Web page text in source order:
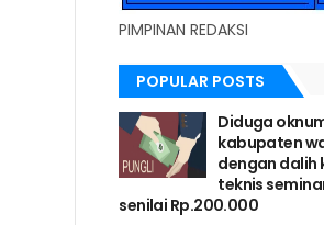
PIMPINAN REDAKSI
POPULAR POSTS
Diduga
kabupaten
dengan dalih
teknis
senilai Rp.200.000